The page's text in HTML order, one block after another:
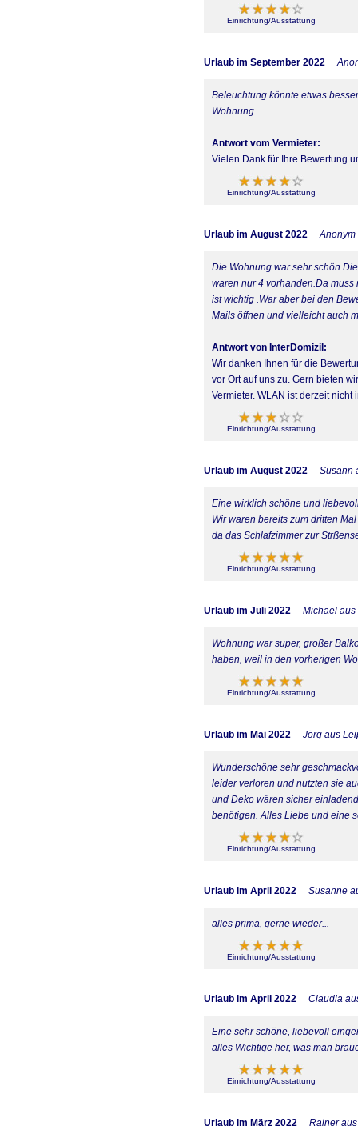
Einrichtung/Ausstattung
Urlaub im September 2022
Beleuchtung könnte etwas
Wohnung
Antwort vom Vermieter:
Vielen Dank für Ihre Bewertung
Einrichtung/Ausstattung
Urlaub im August 2022 Anonym
Die Wohnung war sehr
waren nur 4 vorhanden.Da
ist wichtig .War aber bei den
Mails öffnen und vielleicht auch
Antwort von InterDomizil:
Wir danken Ihnen für die
vor Ort auf uns zu. Gern bieten
Vermieter. WLAN ist derzeit
Einrichtung/Ausstattung
Urlaub im August 2022 Susann
Eine wirklich schöne und
Wir waren bereits zum dritten
da das Schlafzimmer zur
Einrichtung/Ausstattung
Urlaub im Juli 2022 Michael
Wohnung war super, großer
haben, weil in den vorherigen
Einrichtung/Ausstattung
Urlaub im Mai 2022 Jörg aus
Wunderschöne sehr
leider verloren und nutzten sie
und Deko wären sicher
benötigen. Alles Liebe und eine
Einrichtung/Ausstattung
Urlaub im April 2022 Susanne
alles prima, gerne wieder...
Einrichtung/Ausstattung
Urlaub im April 2022 Claudia
Eine sehr schöne, liebevoll
alles Wichtige her, was man
Einrichtung/Ausstattung
Urlaub im März 2022 Rainer